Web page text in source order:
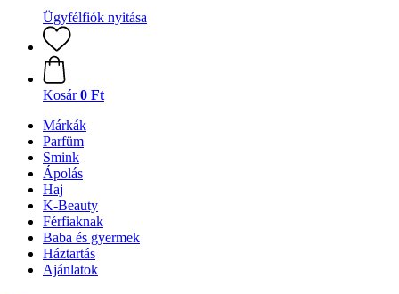
Ügyfélfiók nyitása
Kosár 0 Ft
Márkák
Parfüm
Smink
Ápolás
Haj
K-Beauty
Férfiaknak
Baba és gyermek
Háztartás
Ajánlatok